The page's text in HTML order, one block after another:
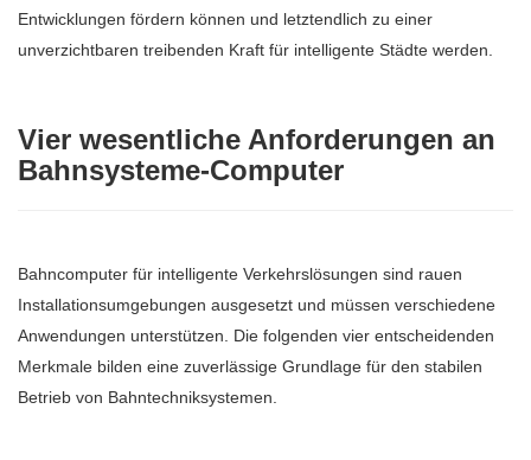
Entwicklungen fördern können und letztendlich zu einer
unverzichtbaren treibenden Kraft für intelligente Städte werden.
Vier wesentliche Anforderungen an
Bahnsysteme-Computer
Bahncomputer für intelligente Verkehrslösungen sind rauen
Installationsumgebungen ausgesetzt und müssen verschiedene
Anwendungen unterstützen. Die folgenden vier entscheidenden
Merkmale bilden eine zuverlässige Grundlage für den stabilen
Betrieb von Bahntechniksystemen.